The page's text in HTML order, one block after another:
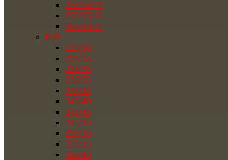
255/50/19
255/55/19
265/50/19
R20
225/50
225/55
235/35
235/55
245/35
245/40
245/45
245/50
255/30
255/35
255/40